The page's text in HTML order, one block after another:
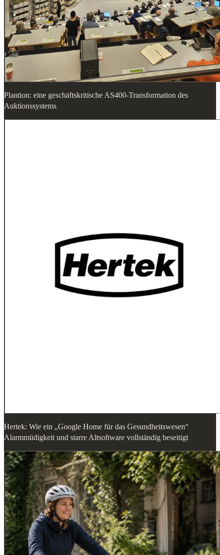
Hertek: Wie ein „Google Home für das Gesundheitswesen“
Alarmmüdigkeit und starre Altsoftware vollständig beseitigt
Plantion: eine geschäftskritische AS400-Transformation des
Auktionssystems